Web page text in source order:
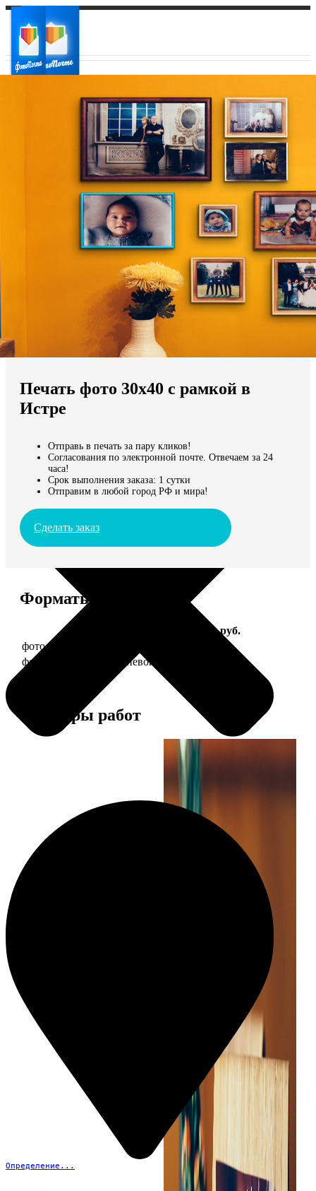
Ваш регион доставки
Выберите из списка:
Мы доставляем по всему миру
Продолжить без города
Определение...
Печать фото 30х40 с рамкой в
Истре
Отправь в печать за пару кликов!
Согласования по электронной почте. Отвечаем за 24
часа!
Срок выполнения заказа: 1 сутки
Отправим в любой город РФ и мира!
Сделать заказ
Форматы и цены
Цена, руб.
фото 30х40 в деревянной рамке
фото 30х40 в алюминиевой рамке
Примеры работ